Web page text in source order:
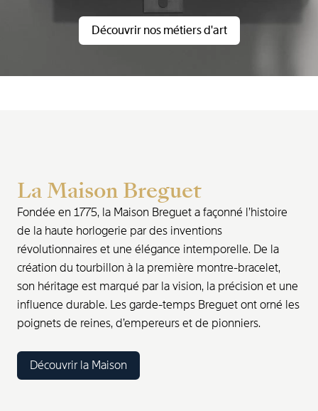
Découvrir nos métiers d'art
La Maison Breguet
Fondée en 1775, la Maison Breguet a façonné l’histoire
de la haute horlogerie par des inventions
révolutionnaires et une élégance intemporelle. De la
création du tourbillon à la première montre-bracelet,
son héritage est marqué par la vision, la précision et une
influence durable. Les garde-temps Breguet ont orné les
poignets de reines, d’empereurs et de pionniers.
Découvrir la Maison